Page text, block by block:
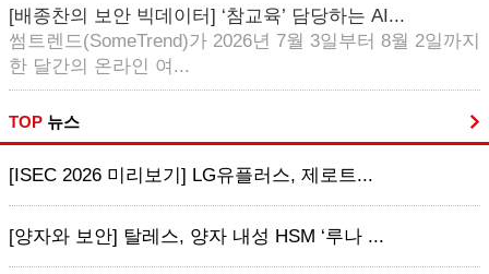
[배종찬의 보안 빅데이터] ‘참교육’ 담당하는 AI...
썸트렌드(SomeTrend)가 2026년 7월 3일부터 8월 2일까지
한 달간의 온라인 여...
TOP 뉴스
[ISEC 2026 미리보기] LG유플러스, 제로트...
[양자와 보안] 탈레스, 양자 내성 HSM ‘루나 ...